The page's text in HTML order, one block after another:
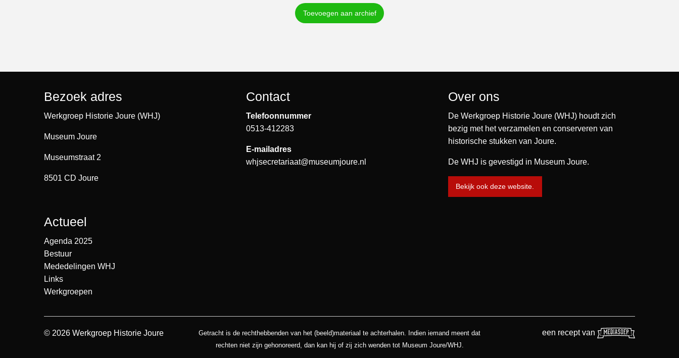
Toevoegen aan archief
Bezoek adres
Werkgroep Historie Joure (WHJ)
Museum Joure
Museumstraat 2
8501 CD Joure
Contact
Telefoonnummer
0513-412283
E-mailadres
whjsecretariaat@museumjoure.nl
Over ons
De Werkgroep Historie Joure (WHJ) houdt zich
bezig met het verzamelen en conserveren van
historische stukken van Joure.
De WHJ is gevestigd in Museum Joure.
Bekijk ook deze website.
Actueel
Agenda 2025
Bestuur
Mededelingen WHJ
Links
Werkgroepen
© 2026 Werkgroep Historie Joure
Getracht is de rechthebbenden van het (beeld)materiaal te achterhalen. Indien iemand meent dat
rechten niet zijn gehonoreerd, dan kan hij of zij zich wenden tot Museum Joure/WHJ.
een recept van